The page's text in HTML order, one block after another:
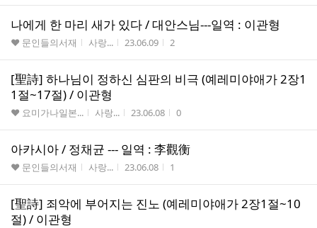
나에게 한 마리 새가 있다 / 대안스님---일역 : 이관형
게시판명
♥ 문인들의서재 작성자
사랑... 작성시간
23.06.09 조회수
2
[聖詩] 하나님이 정하신 심판의 비극 (예레미야애가 2장1
1절~17절) / 이관형
게시판명
♥ 요미가나일본... 작성자
사랑... 작성시간
23.06.08 조회수
0
아카시아 / 정채균 --- 일역 : 李觀衡
게시판명
♥ 문인들의서재 작성자
사랑... 작성시간
23.06.08 조회수
1
[聖詩] 죄악에 부어지는 진노 (예레미야애가 2장1절~10
절) / 이관형